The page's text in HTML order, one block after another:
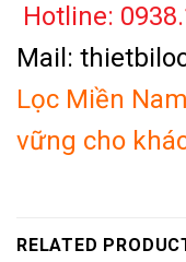
Hotline:
Mail:
Lọc Miền
vững cho
RELATED